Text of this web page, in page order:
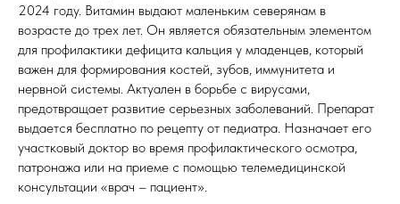
2024 году. Витамин выдают маленьким северянам в
возрасте до трех лет. Он является обязательным элементом
для профилактики дефицита кальция у младенцев, который
важен для формирования костей, зубов, иммунитета и
нервной системы. Актуален в борьбе с вирусами,
предотвращает развитие серьезных заболеваний. Препарат
выдается бесплатно по рецепту от педиатра. Назначает его
участковый доктор во время профилактического осмотра,
патронажа или на приеме с помощью телемедицинской
консультации «врач – пациент».